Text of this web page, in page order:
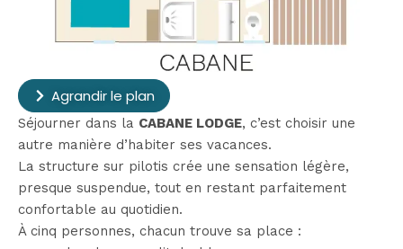
Agrandir le plan
Séjourner dans la CABANE LODGE, c’est choisir une
autre manière d’habiter ses vacances.
La structure sur pilotis crée une sensation légère,
presque suspendue, tout en restant parfaitement
confortable au quotidien.
À cinq personnes, chacun trouve sa place :